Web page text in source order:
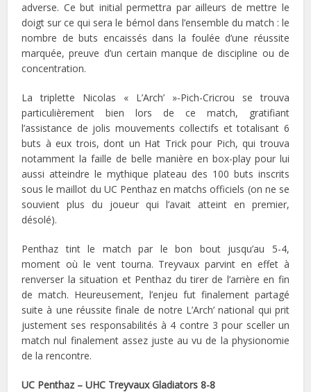
adverse. Ce but initial permettra par ailleurs de mettre le
doigt sur ce qui sera le bémol dans l’ensemble du match : le
nombre de buts encaissés dans la foulée d’une réussite
marquée, preuve d’un certain manque de discipline ou de
concentration.
La triplette Nicolas « L’Arch’ »-Pich-Cricrou se trouva
particulièrement bien lors de ce match, gratifiant
l’assistance de jolis mouvements collectifs et totalisant 6
buts à eux trois, dont un Hat Trick pour Pich, qui trouva
notamment la faille de belle manière en box-play pour lui
aussi atteindre le mythique plateau des 100 buts inscrits
sous le maillot du UC Penthaz en matchs officiels (on ne se
souvient plus du joueur qui l’avait atteint en premier,
désolé).
Penthaz tint le match par le bon bout jusqu’au 5-4,
moment où le vent tourna. Treyvaux parvint en effet à
renverser la situation et Penthaz du tirer de l’arrière en fin
de match. Heureusement, l’enjeu fut finalement partagé
suite à une réussite finale de notre L’Arch’ national qui prit
justement ses responsabilités à 4 contre 3 pour sceller un
match nul finalement assez juste au vu de la physionomie
de la rencontre.
UC Penthaz – UHC Treyvaux Gladiators 8-8